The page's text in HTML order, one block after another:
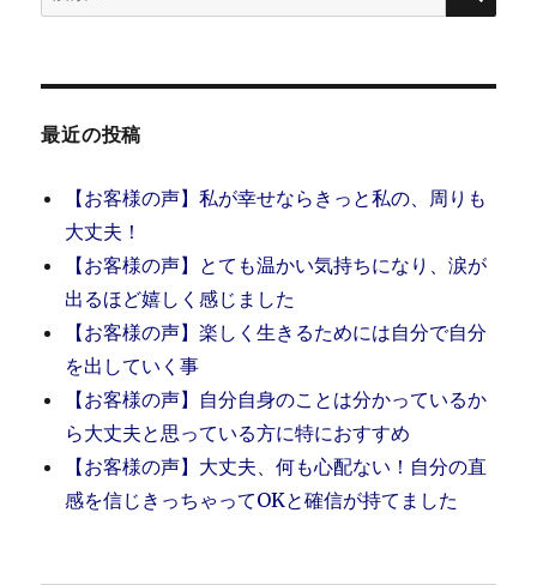
索:
最近の投稿
【お客様の声】私が幸せならきっと私の、周りも
大丈夫！
【お客様の声】とても温かい気持ちになり、涙が
出るほど嬉しく感じました
【お客様の声】楽しく生きるためには自分で自分
を出していく事
【お客様の声】自分自身のことは分かっているか
ら大丈夫と思っている方に特におすすめ
【お客様の声】大丈夫、何も心配ない！自分の直
感を信じきっちゃってOKと確信が持てました